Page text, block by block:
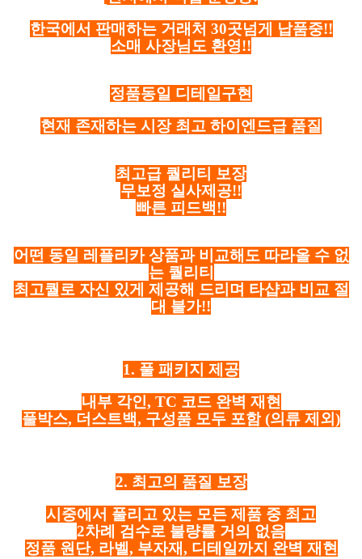
한국에서 판매하는 거래처 30곳넘게 납품중!!
소매 사장님도 환영!!
정품동일 디테일구현
현재 존재하는 시장 최고 하이엔드급 품질
최고급 퀄리티 보장
무보정 실사제공!!
빠른 피드백!!
어떤 동일 레플리카 상품과 비교해도 따라올 수 없
는 퀄리티
최고퀄로 자신 있게 제공해 드리며 타샵과 비교 절
대 불가!!
1. 풀 패키지 제공
내부 각인, TC 코드 완벽 재현
풀박스, 더스트백, 구성품 모두 포함 (의류 제외)
2. 최고의 품질 보장
시중에서 풀리고 있는 모든 제품 중 최고
2차례 검수로 불량률 거의 없음
정품 원단, 라벨, 부자재, 디테일까지 완벽 재현